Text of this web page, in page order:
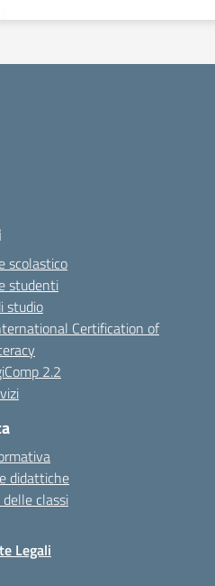
scolastico
studenti
studio
Certification of
2.2
didattiche
classi
Legali